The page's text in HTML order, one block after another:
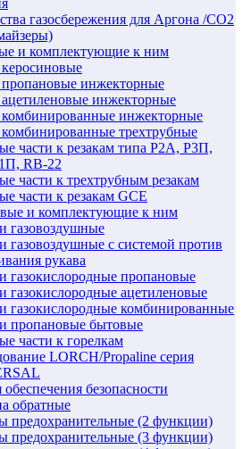
газосбережения для Аргона /СО2
и комплектующие к ним
керосиновые
пропановые инжекторные
ацетиленовые инжекторные
комбинированные инжекторные
комбинированные трехтрубные
части к резакам типа Р2А, Р3П,
RB-22
части к трехтрубным резакам
части к резакам GCE
и комплектующие к ним
газовоздушные
газовоздушные с системой против
рукава
газокислородные пропановые
газокислородные ацетиленовые
газокислородные комбинированные
пропановые бытовые
части к горелкам
LORCH/Propaline серия
обеспечения безопасности
обратные
предохранительные (2 функции)
предохранительные (3 функции)